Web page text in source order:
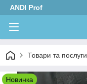
ANDI Prof
Товари та послуги
Новинка